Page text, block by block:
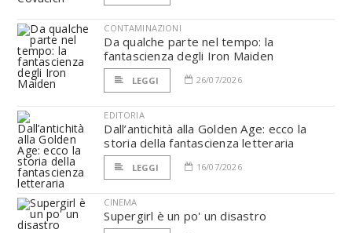
CONTAMINAZIONI
Da qualche parte nel tempo: la
fantascienza degli Iron Maiden
LEGGI 26/07/2026
EDITORIA
Dall’antichità alla Golden Age: ecco la
storia della fantascienza letteraria
LEGGI 16/07/2026
CINEMA
Supergirl è un po' un disastro